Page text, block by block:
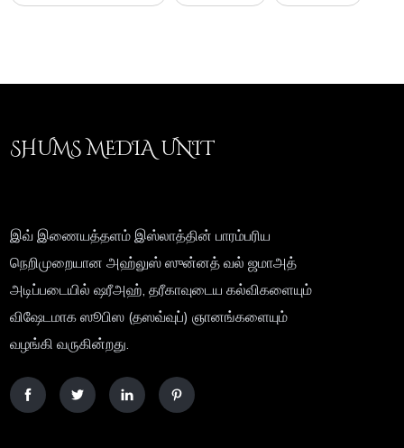
SHUMS MEDIA UNIT
இவ் இணையத்தளம் இஸ்லாத்தின் பாரம்பரிய
நெறிமுறையான அஹ்லுஸ் ஸுன்னத் வல் ஜமாஅத்
அடிப்படையில் ஷரீஅஹ், தரீகாவுடைய கல்விகளையும்
விஷேடமாக ஸூபிஸ (தஸவ்வுப்) ஞானங்களையும்
வழங்கி வருகின்றது.